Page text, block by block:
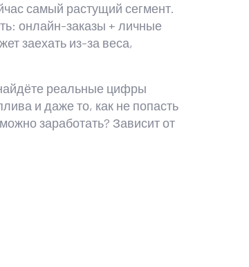
самый растущий сегмент.
онлайн-заказы + личные
заехать из-за веса,
реальные цифры
и даже то, как не попасть
заработать? Зависит от